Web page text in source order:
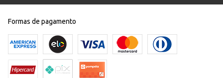
Formas de pagamento